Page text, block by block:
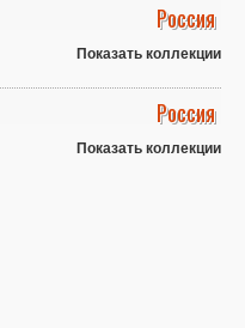
Россия
Показать коллекции
Россия
Показать коллекции